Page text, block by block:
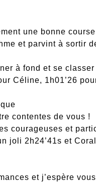
une bonne
et parvint à sortir
à fond et se
Céline, 1h01’26
contentes de vous !
courageuses et
joli 2h24’41s et
et j’espère